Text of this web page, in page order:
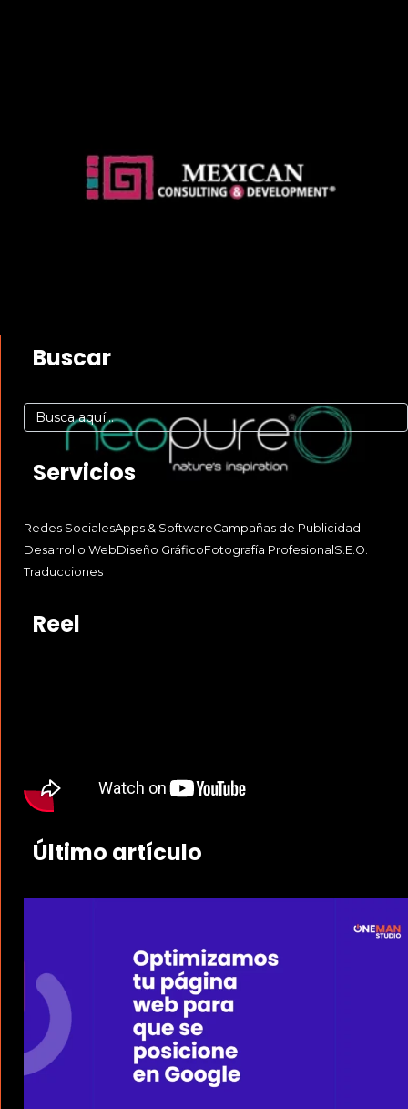
Buscar
Servicios
Redes SocialesApps & SoftwareCampañas de Publicidad
Desarrollo WebDiseño GráficoFotografía Profesional S.E.O.
Traducciones
Reel
Último artículo